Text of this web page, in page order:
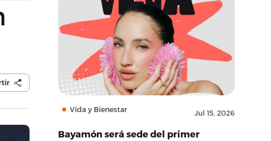
Vida y Bienestar Jul 15, 2026
Bayamón será sede del primer